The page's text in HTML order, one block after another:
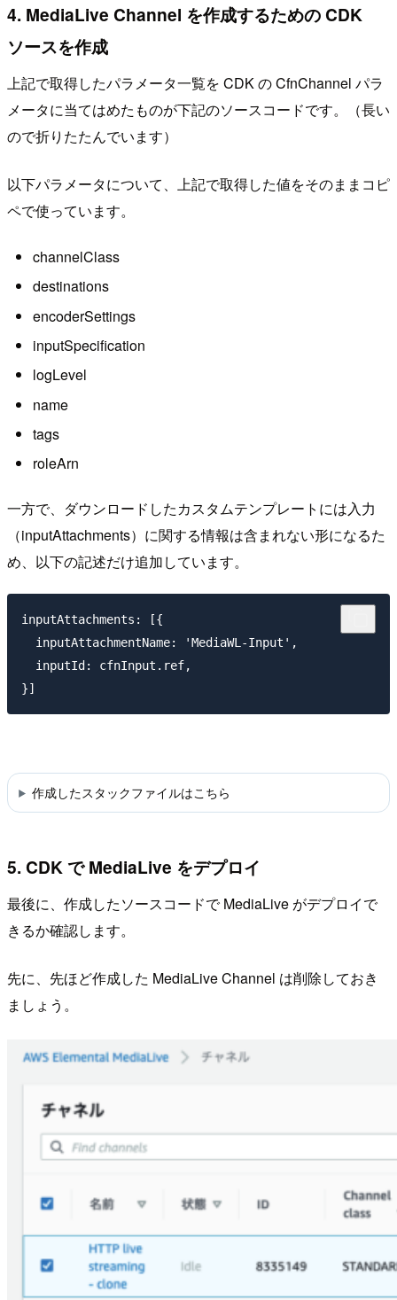
4. MediaLive Channel を作成するための CDK
ソースを作成
上記で取得したパラメータ一覧を CDK の CfnChannel パラ
メータに当てはめたものが下記のソースコードです。（長い
ので折りたたんでいます）
以下パラメータについて、上記で取得した値をそのままコピ
ペで使っています。
channelClass
destinations
encoderSettings
inputSpecification
logLevel
name
tags
roleArn
一方で、ダウンロードしたカスタムテンプレートには入力
（inputAttachments）に関する情報は含まれない形になるた
め、以下の記述だけ追加しています。
inputAttachments: [{
  inputAttachmentName: 'MediaWL-Input',
  inputId: cfnInput.ref,
作成したスタックファイルはこちら
5. CDK で MediaLive をデプロイ
最後に、作成したソースコードで MediaLive がデプロイで
きるか確認します。
先に、先ほど作成した MediaLive Channel は削除しておき
ましょう。